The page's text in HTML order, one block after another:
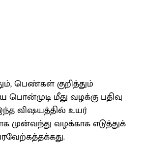
பெண்கள் குறித்தும்
பொன்முடி மீது வழக்கு பதிவு
விஷயத்தில் உயர்
முன்வந்து வழக்காக எடுத்துக்